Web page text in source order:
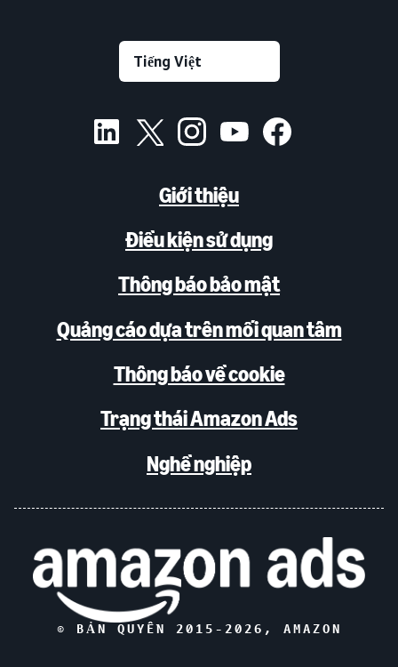
Giới thiệu
Điều kiện sử dụng
Thông báo bảo mật
Quảng cáo dựa trên mối quan tâm
Thông báo về cookie
Trạng thái Amazon Ads
Nghề nghiệp
© BẢN QUYỀN 2015- 2026 , AMAZON